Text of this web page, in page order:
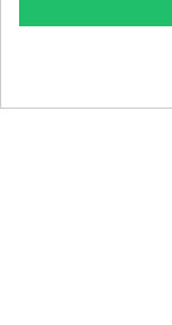
INFORMATIONS
© 2026 -